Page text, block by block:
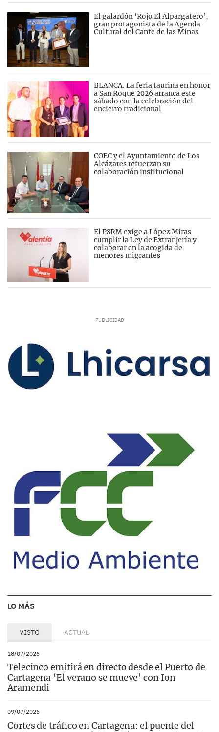
El galardón ‘Rojo El Alpargatero’,
gran protagonista de la Agenda
Cultural del Cante de las Minas
BLANCA. La feria taurina en honor
a San Roque 2026 arranca este
sábado con la celebración del
encierro tradicional
COEC y el Ayuntamiento de Los
Alcázares refuerzan su
colaboración institucional
El PSRM exige a López Miras
cumplir la Ley de Extranjería y
colaborar en la acogida de
menores migrantes
LO MÁS
VISTO ACTUAL
18/07/2026
Telecinco emitirá en directo desde el Puerto de
Cartagena ‘El verano se mueve’ con Ion
Aramendi
09/07/2026
Cortes de tráfico en Cartagena: el puente del